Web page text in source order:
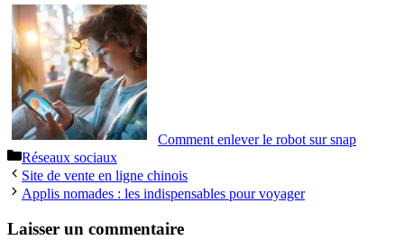
Comment enlever le robot sur snap
Catégories
Réseaux sociaux
Site de vente en ligne chinois
Applis nomades : les indispensables pour voyager
Laisser un commentaire